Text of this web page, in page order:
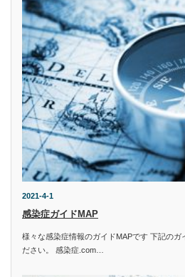
2021-4-1
感染症ガイドMAP
様々な感染症情報のガイドMAPです 下記のガ
ださい。 感染症.com…